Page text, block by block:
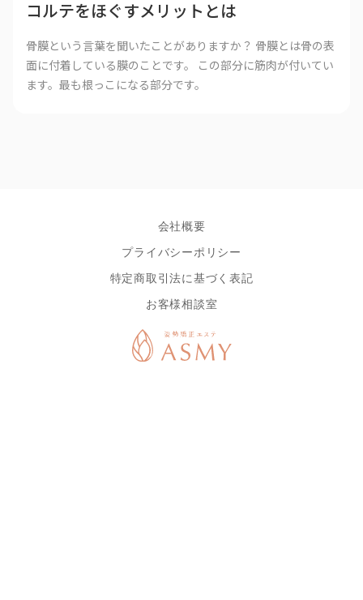
コルテをほぐすメリットとは
骨膜という言葉を聞いたことがありますか？ 骨膜とは骨の表
面に付着している膜のことです。 この部分に筋肉が付いてい
ます。最も根っこになる部分です。
会社概要
プライバシーポリシー
特定商取引法に基づく表記
お客様相談室